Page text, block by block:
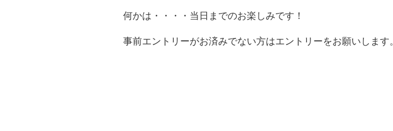
何かは・・・・当日までのお楽しみです！
事前エントリーがお済みでない方はエントリーをお願いします。